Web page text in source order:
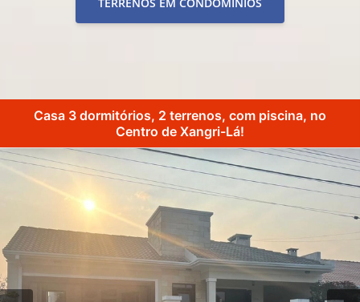
TERRENOS EM CONDOMÍNIOS
Casa 3 dormitórios, 2 terrenos, com piscina, no
Centro de Xangri-Lá!